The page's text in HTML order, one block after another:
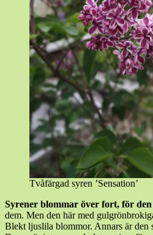
Tvåfärgad syren ’Sensation’
Syrener blommar över fort, för
dem. Men den här med
Blekt ljuslila blommor. Annars är den